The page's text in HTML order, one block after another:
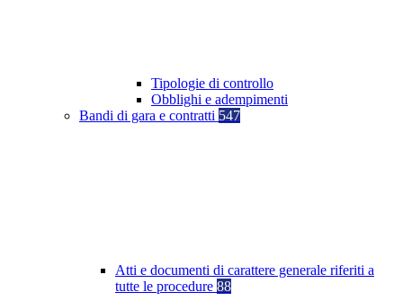
Tipologie di controllo
Obblighi e adempimenti
Bandi di gara e contratti 547
Atti e documenti di carattere generale riferiti a
tutte le procedure 88